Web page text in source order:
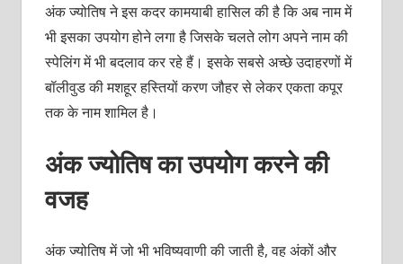
अंक ज्योतिष ने इस कदर कामयाबी हासिल की है कि अब नाम में
भी इसका उपयोग होने लगा है जिसके चलते लोग अपने नाम की
स्पेलिंग में भी बदलाव कर रहे हैं। इसके सबसे अच्छे उदाहरणों में
बॉलीवुड की मशहूर हस्तियों करण जौहर से लेकर एकता कपूर
तक के नाम शामिल है।
अंक ज्योतिष का उपयोग करने की
वजह
अंक ज्योतिष में जो भी भविष्यवाणी की जाती है, वह अंकों और